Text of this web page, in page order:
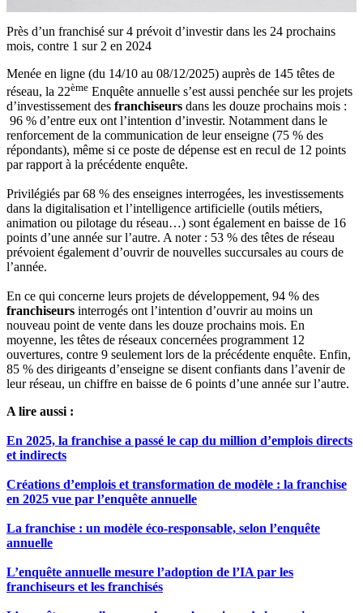
Près d’un franchisé sur 4 prévoit d’investir dans les 24 prochains
mois, contre 1 sur 2 en 2024
Menée en ligne (du 14/10 au 08/12/2025) auprès de 145 têtes de
réseau, la 22ème Enquête annuelle s’est aussi penchée sur les projets
d’investissement des franchiseurs dans les douze prochains mois :
96 % d’entre eux ont l’intention d’investir. Notamment dans le
renforcement de la communication de leur enseigne (75 % des
répondants), même si ce poste de dépense est en recul de 12 points
par rapport à la précédente enquête.
Privilégiés par 68 % des enseignes interrogées, les investissements
dans la digitalisation et l’intelligence artificielle (outils métiers,
animation ou pilotage du réseau…) sont également en baisse de 16
points d’une année sur l’autre. A noter : 53 % des têtes de réseau
prévoient également d’ouvrir de nouvelles succursales au cours de
l’année.
En ce qui concerne leurs projets de développement, 94 % des
franchiseurs interrogés ont l’intention d’ouvrir au moins un
nouveau point de vente dans les douze prochains mois. En
moyenne, les têtes de réseaux concernées programment 12
ouvertures, contre 9 seulement lors de la précédente enquête. Enfin,
85 % des dirigeants d’enseigne se disent confiants dans l’avenir de
leur réseau, un chiffre en baisse de 6 points d’une année sur l’autre.
A lire aussi :
En 2025, la franchise a passé le cap du million d’emplois directs
et indirects
Créations d’emplois et transformation de modèle : la franchise
en 2025 vue par l’enquête annuelle
La franchise : un modèle éco-responsable, selon l’enquête
annuelle
L’enquête annuelle mesure l’adoption de l’IA par les
franchiseurs et les franchisés